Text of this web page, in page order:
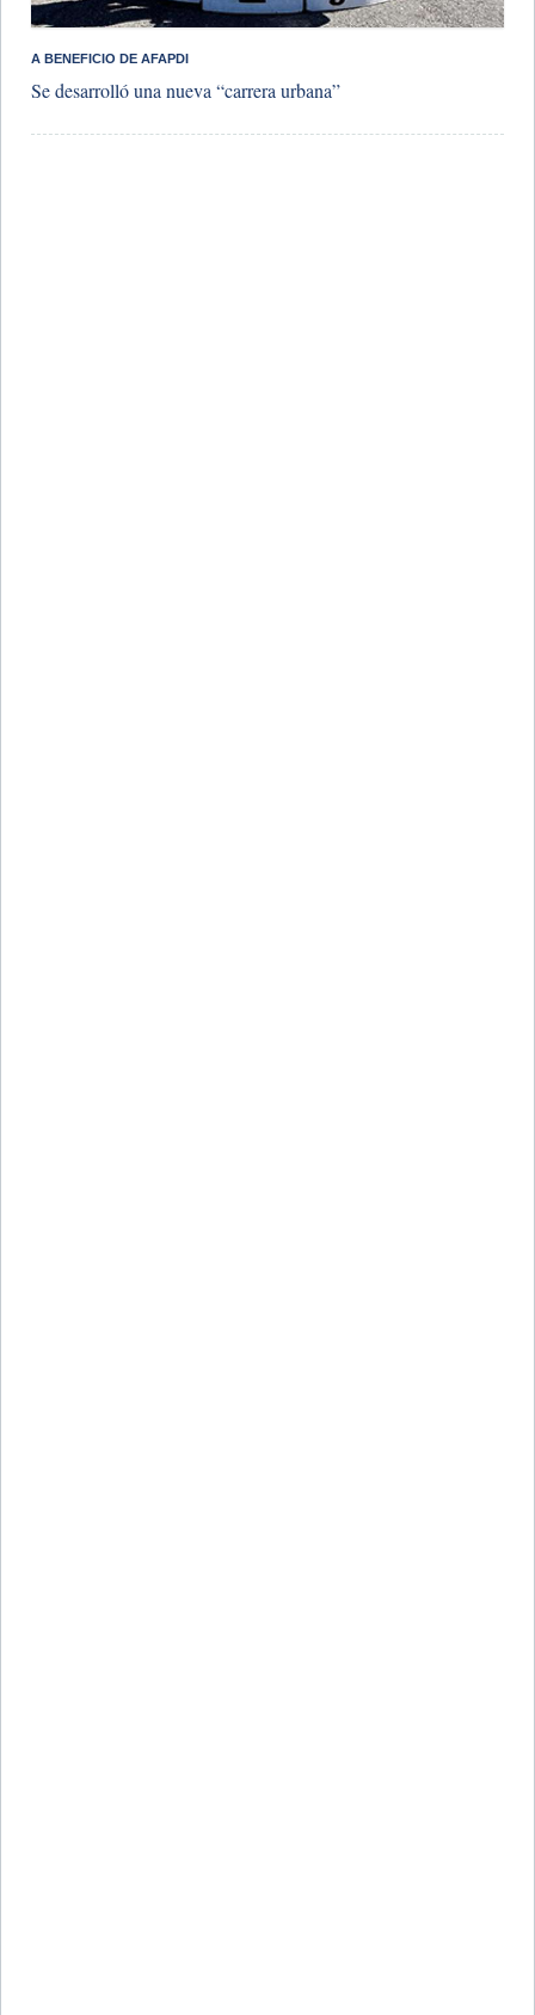
​A BENEFICIO DE AFAPDI
Se desarrolló una nueva “carrera urbana”